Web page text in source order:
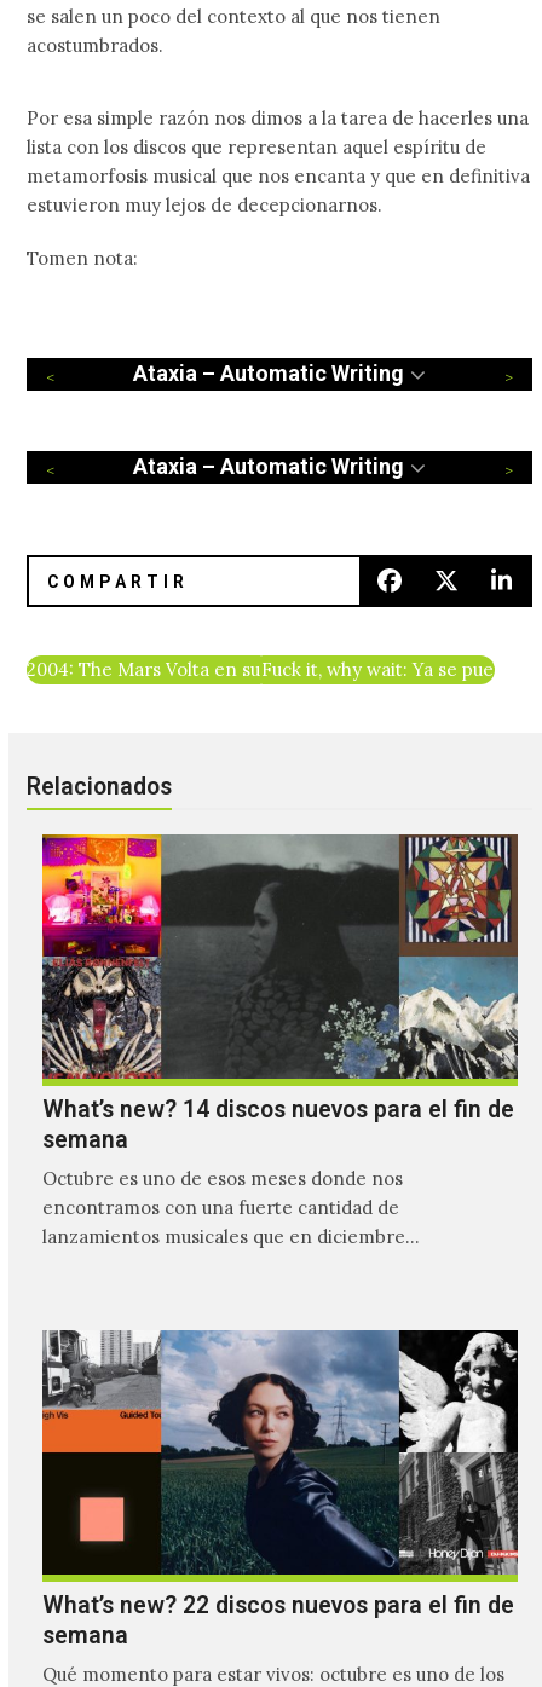
se salen un poco del contexto al que nos tienen
acostumbrados.
Por esa simple razón nos dimos a la tarea de hacerles una
lista con los discos que representan aquel espíritu de
metamorfosis musical que nos encanta y que en definitiva
estuvieron muy lejos de decepcionarnos.
Tomen nota:
Ataxia – Automatic Writing
Ataxia – Automatic Writing
2004: The Mars Volta en su paso por el Vive Latino
Fuck it, why wait: Ya se puede
Relacionados
What’s new? 14 discos nuevos para el fin de
semana
Octubre es uno de esos meses donde nos
encontramos con una fuerte cantidad de
lanzamientos musicales que en diciembre
What’s new? 22 discos nuevos para el fin de
semana
Qué momento para estar vivos: octubre es uno de los